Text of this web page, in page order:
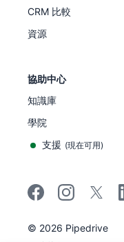
CRM 比較
資源
協助中心
知識庫
學院
支援 (現在可用)
© 2026 Pipedrive